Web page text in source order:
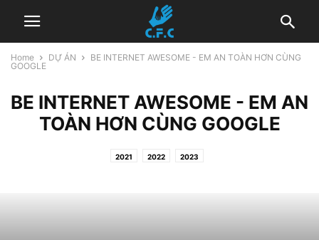
Home DỰ ÁN
BE INTERNET AWESOME - EM AN TOÀN HƠN CÙNG
GOOGLE
BE INTERNET AWESOME - EM AN
TOÀN HƠN CÙNG GOOGLE
2021 2022 2023